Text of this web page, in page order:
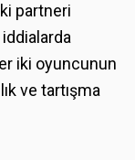
partneri
iki oyuncunun
ve tartışma